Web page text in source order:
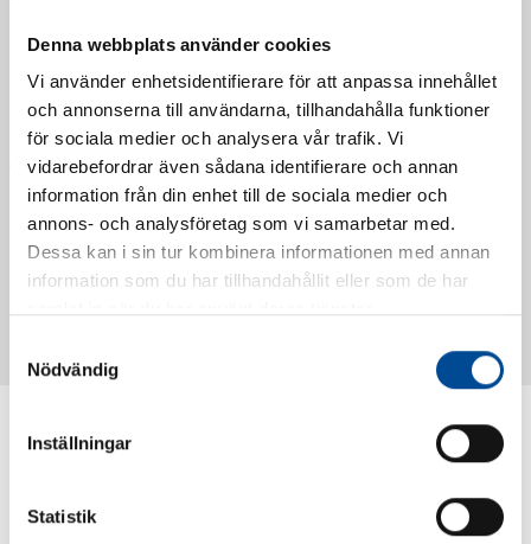
Denna webbplats använder cookies
Vi använder enhetsidentifierare för att anpassa innehållet
och annonserna till användarna, tillhandahålla funktioner
för sociala medier och analysera vår trafik. Vi
vidarebefordrar även sådana identifierare och annan
information från din enhet till de sociala medier och
annons- och analysföretag som vi samarbetar med.
Dessa kan i sin tur kombinera informationen med annan
information som du har tillhandahållit eller som de har
Nödvändig
Inställningar
Statistik
Vattendoserare Mixometer
62385
Spårkniv Mördarsnigeln
62617